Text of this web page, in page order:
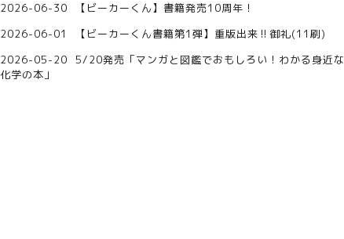
2026-06-30
【ビーカーくん】書籍発売10周年！
2026-06-01
【ビーカーくん書籍第1弾】重版出来‼︎御礼(11刷)
2026-05-20
5/20発売「マンガと図鑑でおもしろい！わかる身近な
化学の本」